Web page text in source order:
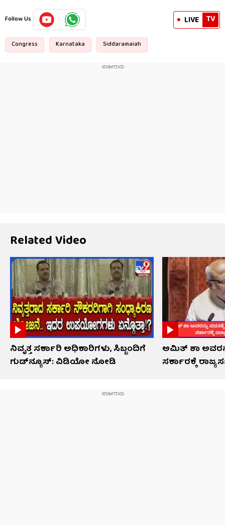
Follow Us LIVE TV
Congress Karnataka Siddaramaiah
Related Video
ನಿವೃತ್ತ ಸರ್ಕಾರಿ ಅಧಿಕಾರಿಗಳು, ಸಿಬ್ಬಂದಿಗೆ
ಗುಡ್​ನ್ಯೂಸ್: ವಿಡಿಯೋ ನೋಡಿ
ಅಮಿತ್ ಶಾ
ಸರ್ಕಾರಕ್ಕೆ